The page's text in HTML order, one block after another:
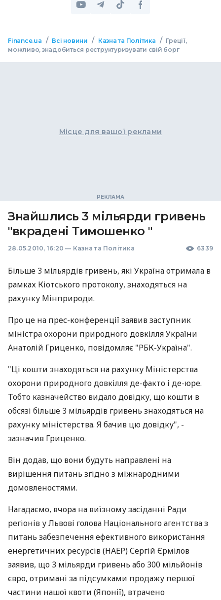
Finance.ua / Всі новини / Казна та Політика / Греції,
можливо, знадобиться реструктуризувати свій борг
Місце для вашої реклами
Знайшлись 3 мільярди гривень
"вкрадені Тимошенко "
28.05.2010, 16:20 — Казна та Політика 6339
Більше 3 мільярдів гривень, які Україна отримала в
рамках Кіотського протоколу, знаходяться на
рахунку Мінприроди.
Про це на прес-конференції заявив заступник
міністра охорони природного довкілля України
Анатолій Гриценко, повідомляє "РБК-Україна".
"Ці кошти знаходяться на рахунку Міністерства
охорони природного довкілля де-факто і де-юре.
Тобто казначейство видало довідку, що кошти в
обсязі більше 3 мільярдів гривень знаходяться на
рахунку міністерства. Я бачив цю довідку", -
зазначив Гриценко.
Він додав, що вони будуть направлені на
вирішення питань згідно з міжнародними
домовленостями.
Нагадаємо, вчора на виїзному засіданні Ради
регіонів у Львові голова Національного агентства з
питань забезпечення ефективного використання
енергетичних ресурсів (НАЕР) Сергій Єрмілов
заявив, що 3 мільярди гривень або 300 мільйонів
євро, отримані за підсумками продажу першої
частини нашої квоти (Японії), втрачено